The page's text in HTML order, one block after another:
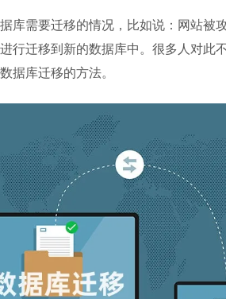
库需要迁移的情况，比如说：网站被
行迁移到新的数据库中。很多人对此
据库迁移的方法。